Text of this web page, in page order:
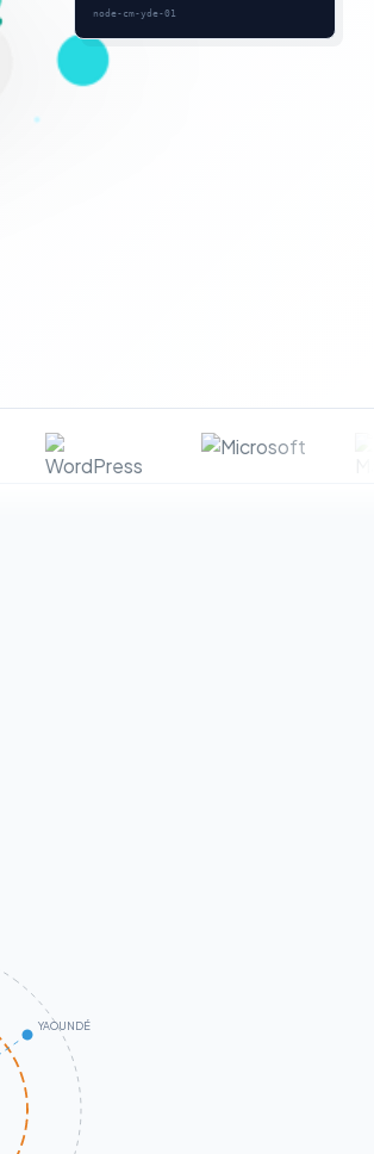
node-cm-yde-01
YAOUNDÉ